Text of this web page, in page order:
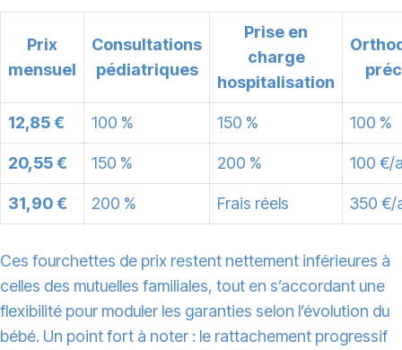
Prix
mensuel
Consultations
pédiatriques
Prise en
charge
hospitalisation
12,85 € 100 % 150 % 100 %
20,55 € 150 % 200 % 100 €/
31,90 € 200 % Frais réels 350 €/
Ces fourchettes de prix restent nettement inférieures à
celles des mutuelles familiales, tout en s’accordant une
flexibilité pour moduler les garanties selon l’évolution du
bébé. Un point fort à noter : le rattachement progressif